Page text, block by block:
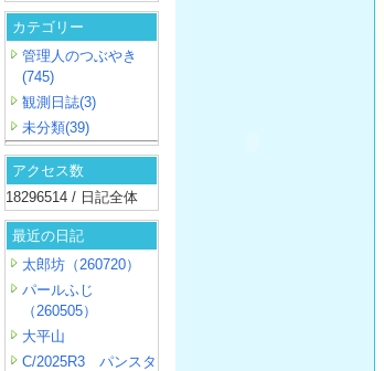
カテゴリー
管理人のつぶやき
(745)
観測日誌(3)
未分類(39)
アクセス数
18296514 / 日記全体
最近の日記
太郎坊（260720）
パールふじ
（260505）
大平山
C/2025R3 パンスタ